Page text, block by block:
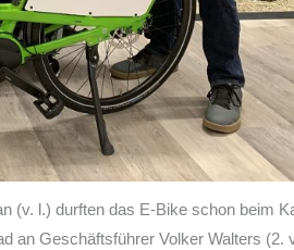
(v. l.) durften das E-Bike schon beim
an Geschäftsführer Volker Walters (2.